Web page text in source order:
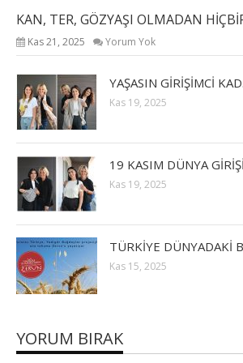
KAN, TER, GÖZYAŞI OLMADAN
Kas 21, 2025 Yorum Yok
YAŞASIN GİRİŞİMCİ
Kas 19, 2025
19 KASIM DÜNYA
Kas 19, 2025
TÜRKİYE DÜNYADAKİ
Kas 15, 2025
YORUM BIRAK